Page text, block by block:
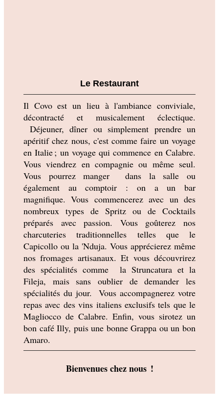
Le Restaurant
Il Covo est un lieu à l'ambiance conviviale,
décontracté et musicalement éclectique.
Déjeuner, dîner ou simplement prendre un
apéritif chez nous, c'est comme faire un voyage
en Italie ; un voyage qui commence en Calabre.
Vous viendrez en compagnie ou même seul.
Vous pourrez manger  dans la salle ou
également au comptoir : on a un bar
magnifique. Vous commencerez avec un des
nombreux types de Spritz ou de Cocktails
préparés avec passion. Vous goûterez nos
charcuteries traditionnelles telles que le
Capicollo ou la 'Nduja. Vous apprécierez même
nos fromages artisanaux. Et vous découvrirez
des spécialités comme  la Struncatura et la
Fileja, mais sans oublier de demander les
spécialités du jour.  Vous accompagnerez votre
repas avec des vins italiens exclusifs tels que le
Magliocco de Calabre. Enfin, vous sirotez un
bon café Illy, puis une bonne Grappa ou un bon
Amaro.
Bienvenues chez nous  !